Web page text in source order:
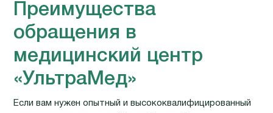
Преимущества
обращения в
медицинский центр
«УльтраМед»
Если вам нужен опытный и высококвалифицированный